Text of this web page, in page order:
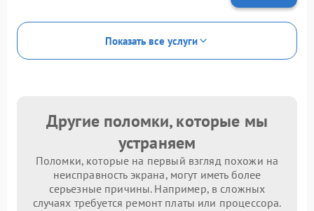
Показать все услуги
Другие поломки, которые мы
устраняем
Поломки, которые на первый взгляд похожи на
неисправность экрана, могут иметь более
серьезные причины. Например, в сложных
случаях требуется ремонт платы или процессора.